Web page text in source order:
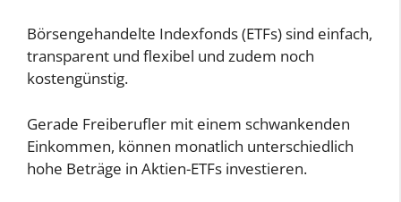
Börsengehandelte Indexfonds (ETFs) sind einfach,
transparent und flexibel und zudem noch
kostengünstig.
Gerade Freiberufler mit einem schwankenden
Einkommen, können monatlich unterschiedlich
hohe Beträge in Aktien-ETFs investieren.